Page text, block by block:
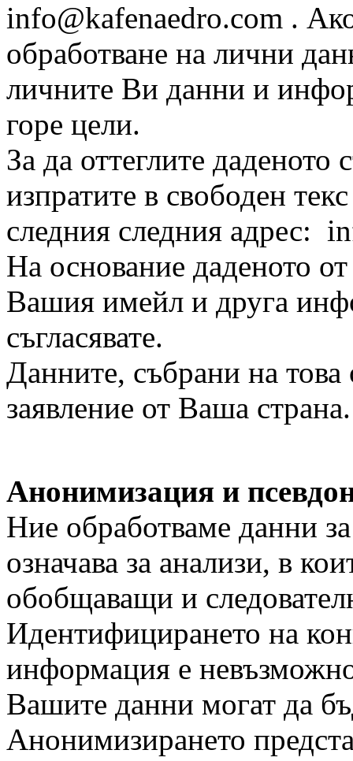
info@kafenaedro.com . Ако
обработване на лични
личните Ви данни и
горе цели.
За да оттеглите даденото
изпратите в свободен
следния следния адрес:
На основание даденото
Вашия имейл и друга
съгласявате.
Данните, събрани на
заявление от Ваша страна.
Анонимизация и
Ние обработваме данни
означава за анализи, в
обобщаващи и
Идентифицирането на
информация е
Вашите данни могат да
Анонимизирането